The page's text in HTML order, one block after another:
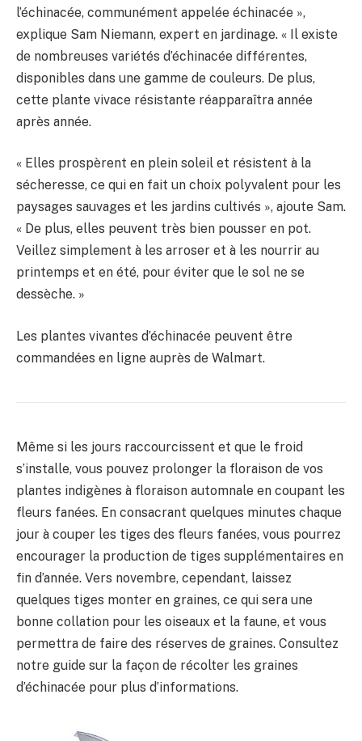
l’échinacée, communément appelée échinacée »,
explique Sam Niemann, expert en jardinage. « Il existe
de nombreuses variétés d’échinacée différentes,
disponibles dans une gamme de couleurs. De plus,
cette plante vivace résistante réapparaîtra année
après année.
« Elles prospèrent en plein soleil et résistent à la
sécheresse, ce qui en fait un choix polyvalent pour les
paysages sauvages et les jardins cultivés », ajoute Sam.
« De plus, elles peuvent très bien pousser en pot.
Veillez simplement à les arroser et à les nourrir au
printemps et en été, pour éviter que le sol ne se
dessèche. »
Les plantes vivantes d’échinacée peuvent être
commandées en ligne auprès de Walmart.
Même si les jours raccourcissent et que le froid
s’installe, vous pouvez prolonger la floraison de vos
plantes indigènes à floraison automnale en coupant les
fleurs fanées. En consacrant quelques minutes chaque
jour à couper les tiges des fleurs fanées, vous pourrez
encourager la production de tiges supplémentaires en
fin d’année. Vers novembre, cependant, laissez
quelques tiges monter en graines, ce qui sera une
bonne collation pour les oiseaux et la faune, et vous
permettra de faire des réserves de graines. Consultez
notre guide sur la façon de récolter les graines
d’échinacée pour plus d’informations.